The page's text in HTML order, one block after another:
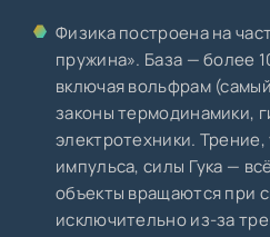
Физика построена на
пружина». База — более
включая вольфрам
законы термодинамики,
электротехники.
импульса, силы Гука —
объекты вращаются при
исключительно из-за